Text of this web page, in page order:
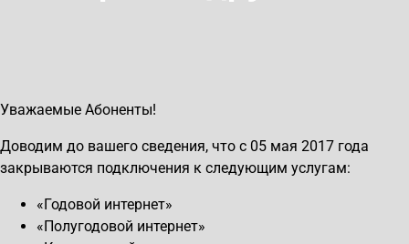
Уважаемые Абоненты!
Доводим до вашего сведения, что с 05 мая 2017 года
закрываются подключения к следующим услугам:
«Годовой интернет»
«Полугодовой интернет»